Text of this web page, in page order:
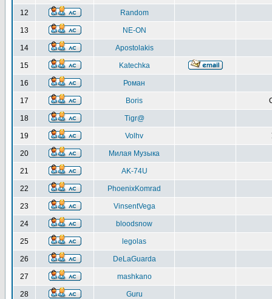
12 Random
13 NE-ON
14 Apostolakis
15 Katechka
16 Роман
17 Boris
18 Tigr@
19 Volhv
20 Милая Музыка
21 AK-74U
22 PhoenixKomrad
23 VinsentVega
24 bloodsnow
25 legolas
26 DeLaGuarda
27 mashkano
28 Guru